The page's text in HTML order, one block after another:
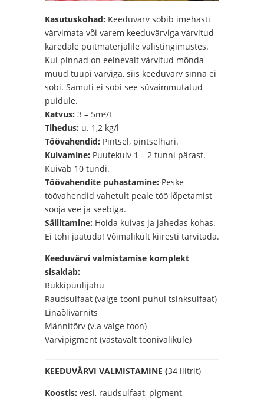
Kasutuskohad: Keeduvärv sobib imehästi
värvimata või varem keeduvärviga värvitud
karedale puitmaterjalile välistingimustes.
Kui pinnad on eelnevalt värvitud mõnda
muud tüüpi värviga, siis keeduvärv sinna ei
sobi. Samuti ei sobi see süvaimmutatud
puidule.
Katvus: 3 – 5m²/L
Tihedus: u. 1,2 kg/l
Töövahendid: Pintsel, pintselhari.
Kuivamine: Puutekuiv 1 – 2 tunni pärast.
Kuivab 10 tundi.
Töövahendite puhastamine: Peske
töövahendid vahetult peale töö lõpetamist
sooja vee ja seebiga.
Säilitamine: Hoida kuivas ja jahedas kohas.
Ei tohi jäätuda! Võimalikult kiiresti tarvitada.
Keeduvärvi valmistamise komplekt
sisaldab:
Rukkipüülijahu
Raudsulfaat (valge tooni puhul tsinksulfaat)
Linaõlivärnits
Männitõrv (v.a valge toon)
Värvipigment (vastavalt toonivalikule)
KEEDUVÄRVI VALMISTAMINE (34 liitrit)
Koostis: vesi, raudsulfaat, pigment,